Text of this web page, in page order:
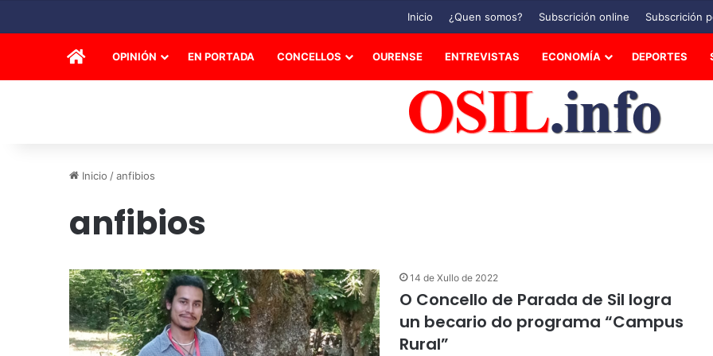
Inicio ¿Quen somos? Subscrición online Subscrición
INICIOOPINIÓN EN PORTADA CONCELLOS OURENSE ENTREVISTAS ECONOMÍA DEPORTES
Inicio /anfibios
anfibios
14 de Xullo de 2022
O Concello de Parada de Sil logra
un becario do programa “Campus
Rural”